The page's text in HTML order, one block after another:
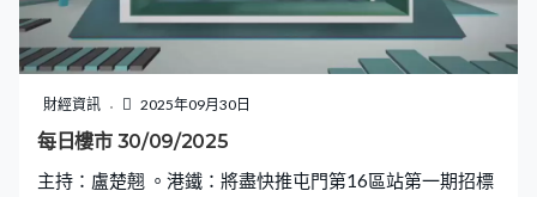
財經資訊 2025年09月30日
每日樓市 30/09/2025
主持：盧楚翹 。港鐵：將盡快推屯門第16區站第一期招標